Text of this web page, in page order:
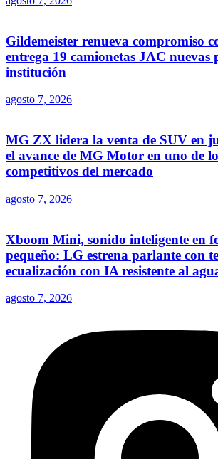
Gildemeister renueva compromiso
entrega 19 camionetas JAC nuevas
institución
agosto 7, 2026
MG ZX lidera la venta de SUV en
el avance de MG Motor en uno de
competitivos del mercado
agosto 7, 2026
Xboom Mini, sonido inteligente en
pequeño: LG estrena parlante con
ecualización con IA resistente al
agosto 7, 2026